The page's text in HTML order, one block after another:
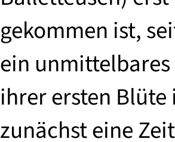
gekommen ist,
ein
ihrer ersten
zunächst eine